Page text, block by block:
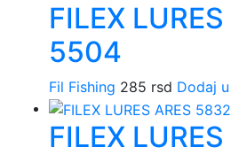
FILEX
5504
Fil Fishing 285 rsd Dodaj
FILEX